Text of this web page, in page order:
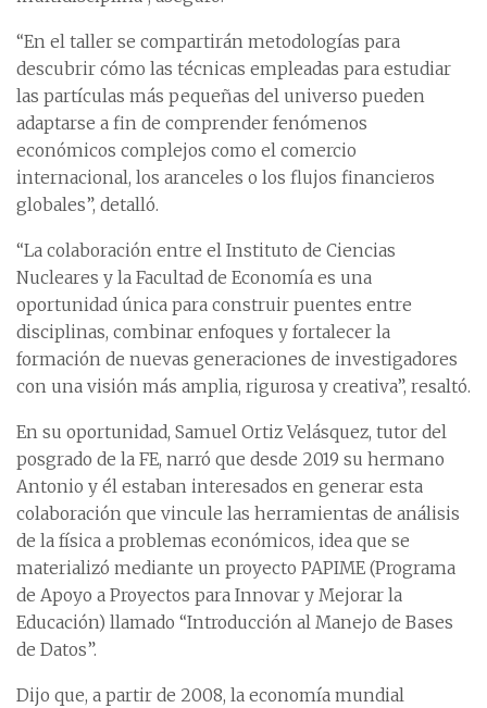
“En el taller se compartirán metodologías para
descubrir cómo las técnicas empleadas para estudiar
las partículas más pequeñas del universo pueden
adaptarse a fin de comprender fenómenos
económicos complejos como el comercio
internacional, los aranceles o los flujos financieros
globales”, detalló.
“La colaboración entre el Instituto de Ciencias
Nucleares y la Facultad de Economía es una
oportunidad única para construir puentes entre
disciplinas, combinar enfoques y fortalecer la
formación de nuevas generaciones de investigadores
con una visión más amplia, rigurosa y creativa”, resaltó.
En su oportunidad, Samuel Ortiz Velásquez, tutor del
posgrado de la FE, narró que desde 2019 su hermano
Antonio y él estaban interesados en generar esta
colaboración que vincule las herramientas de análisis
de la física a problemas económicos, idea que se
materializó mediante un proyecto PAPIME (Programa
de Apoyo a Proyectos para Innovar y Mejorar la
Educación) llamado “Introducción al Manejo de Bases
de Datos”.
Dijo que, a partir de 2008, la economía mundial